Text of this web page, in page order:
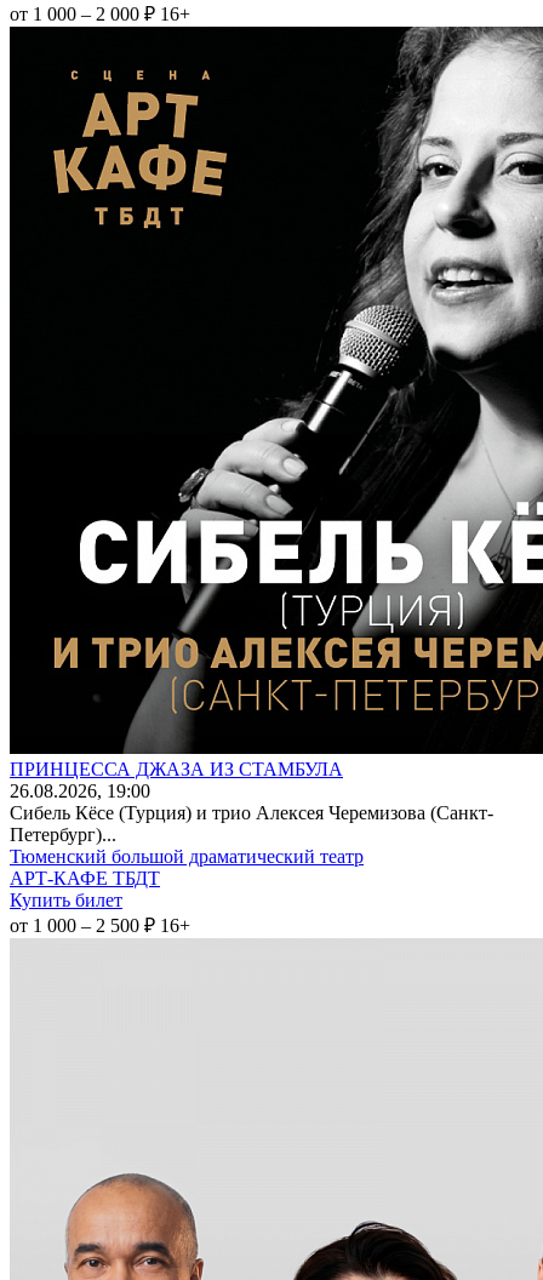
от 1 000 – 2 000 ₽ 16+
ПРИНЦЕССА ДЖАЗА ИЗ СТАМБУЛА
26.08.2026, 19:00
Сибель Кёсе (Турция) и трио Алексея Черемизова (Санкт-
Петербург)...
Тюменский большой драматический театр
АРТ-КАФЕ ТБДТ
Купить билет
от 1 000 – 2 500 ₽ 16+